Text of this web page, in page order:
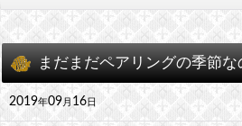
まだまだペアリングの季節な
2019年09月 16日